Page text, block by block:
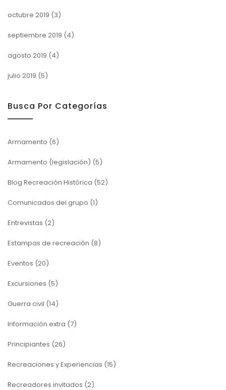
octubre 2019 (3)
septiembre 2019 (4)
agosto 2019 (4)
julio 2019 (5)
Busca Por Categorías
Armamento (6)
Armamento (legislación) (5)
Blog Recreación Histórica (52)
Comunicados del grupo (1)
Entrevistas (2)
Estampas de recreación (8)
Eventos (20)
Excursiones (5)
Guerra civil (14)
Información extra (7)
Principiantes (26)
Recreaciones y Experiencias (15)
Recreadores invitados (2)